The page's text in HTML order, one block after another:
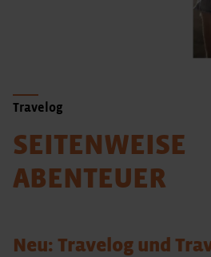
Travelog
SEITENWEISE
ABENTEUER
Neu: Travelog und